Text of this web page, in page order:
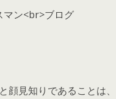
顔見知りであることは